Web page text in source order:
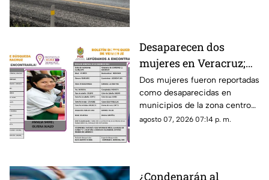
Desaparecen dos
mujeres en Veracruz;
una de ellas es menor
de 12 años
Dos mujeres fueron reportadas
como desaparecidas en
municipios de la zona centro
de Veracruz, mientras
agosto 07, 2026 07:14 p. m.
¿Condenarán al